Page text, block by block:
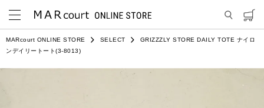
MARcourt ONLINE STORE SELECT
GRIZZZLY STORE DAILY TOTE ナイロ
ンデイリートート(3-8013)